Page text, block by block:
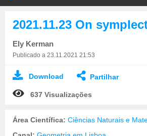
Ely Kerman
Publicado a 23.11.2021 21:53
Download Partilhar
637 Visualizações
Área Científica: Ciências Naturais e